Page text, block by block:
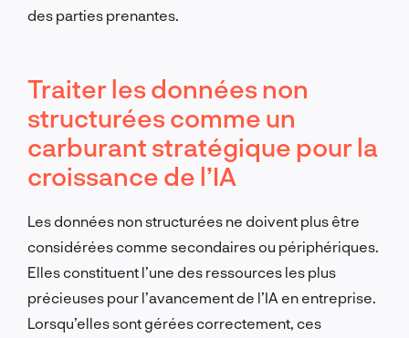
des parties prenantes.
Traiter les données non
structurées comme un
carburant stratégique pour la
croissance de l’IA
Les données non structurées ne doivent plus être
considérées comme secondaires ou périphériques.
Elles constituent l’une des ressources les plus
précieuses pour l’avancement de l’IA en entreprise.
Lorsqu’elles sont gérées correctement, ces